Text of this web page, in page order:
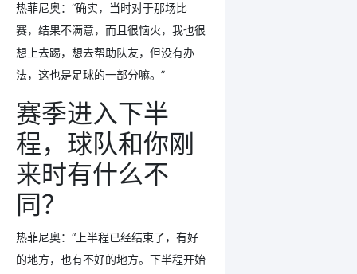
热菲尼奥：“确实，当时对于那场比
赛，结果不满意，而且很恼火，我也很
想上去踢，想去帮助队友，但没有办
法，这也是足球的一部分嘛。”
赛季进入下半
程，球队和你刚
来时有什么不
同？
热菲尼奥：“上半程已经结束了，有好
的地方，也有不好的地方。下半程开始